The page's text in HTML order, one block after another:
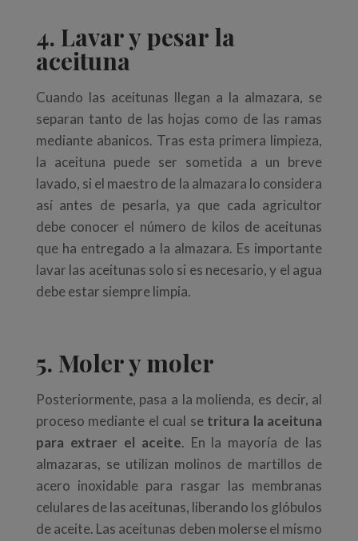
4. Lavar y pesar la
aceituna
Cuando las aceitunas llegan a la almazara, se
separan tanto de las hojas como de las ramas
mediante abanicos. Tras esta primera limpieza,
la aceituna puede ser sometida a un breve
lavado, si el maestro de la almazara lo considera
así antes de pesarla, ya que cada agricultor
debe conocer el número de kilos de aceitunas
que ha entregado a la almazara. Es importante
lavar las aceitunas solo si es necesario, y el agua
debe estar siempre limpia.
5. Moler y moler
Posteriormente, pasa a la molienda, es decir, al
proceso mediante el cual se tritura la aceituna
para extraer el aceite. En la mayoría de las
almazaras, se utilizan molinos de martillos de
acero inoxidable para rasgar las membranas
celulares de las aceitunas, liberando los glóbulos
de aceite. Las aceitunas deben molerse el mismo